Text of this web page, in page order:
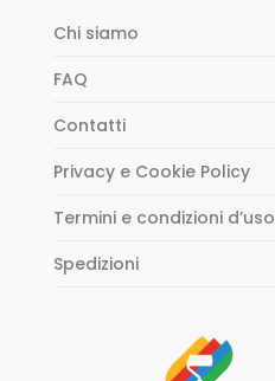
Chi siamo
FAQ
Contatti
Privacy e Cookie Policy
Termini e condizioni d’uso
Spedizioni